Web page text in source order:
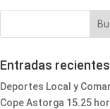
Entradas recientes
Deportes Local y
Cope Astorga 15.25